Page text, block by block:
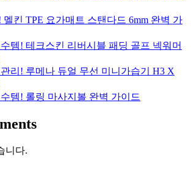
멜킨 TPE 요가매트 스탠다드 6mm 완벽 가
템! 테크스킨 리버시블 패딩 골프 넥워머
리! 루메나 듀얼 무선 미니가습기 H3 X
템! 롤링 마사지볼 완벽 가이드
니다.